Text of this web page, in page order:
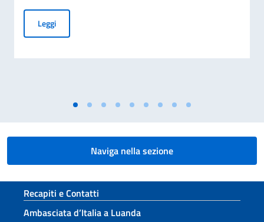
LeggiANGOLA: TEMPORANEA INTERRUZIONE LINEE
Naviga nella sezione
Sezione footer
Recapiti e Contatti
Ambasciata d’Italia a Luanda